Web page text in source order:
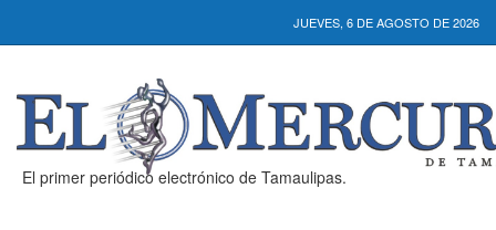
JUEVES, 6 DE AGOSTO DE 2026
El primer periódico electrónico de Tamaulipas.